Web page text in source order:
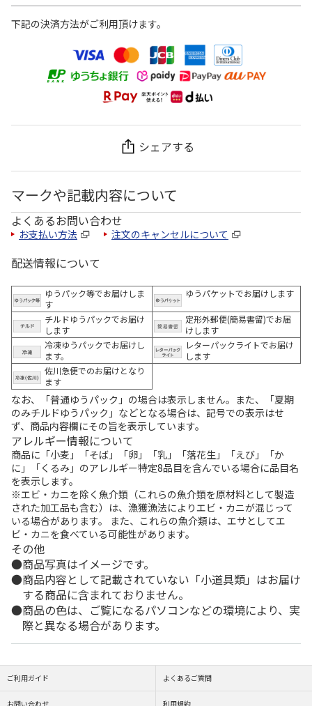
下記の決済方法がご利用頂けます。
シェアする
マークや記載内容について
よくあるお問い合わせ
お支払い方法 注文のキャンセルについて
配送情報について
ゆうパック等でお届けしま
す
ゆうパケットでお届けします
チルドゆうパックでお届け
します
定形外郵便(簡易書留)でお届
けします
冷凍ゆうパックでお届けし
ます。
レターパックライトでお届け
します
佐川急便でのお届けとなり
ます
なお、「普通ゆうパック」の場合は表示しません。また、「夏期
のみチルドゆうパック」などとなる場合は、記号での表示はせ
ず、商品内容欄にその旨を表示しています。
アレルギー情報について
商品に「小麦」「そば」「卵」「乳」「落花生」「えび」「か
に」「くるみ」のアレルギー特定8品目を含んでいる場合に品目名
を表示します。
※エビ・カニを除く魚介類（これらの魚介類を原材料として製造
された加工品も含む）は、漁獲漁法によりエビ・カニが混じって
いる場合があります。 また、これらの魚介類は、エサとしてエ
ビ・カニを食べている可能性があります。
その他
商品写真はイメージです。
商品内容として記載されていない「小道具類」はお届け
する商品に含まれておりません。
商品の色は、ご覧になるパソコンなどの環境により、実
際と異なる場合があります。
ご利用ガイド よくあるご質問
お問い合わせ 利用規約